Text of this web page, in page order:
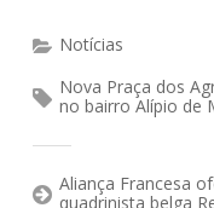
Notícias
Nova Praça dos
no bairro Alípio de
Aliança Francesa
quadrinista belga